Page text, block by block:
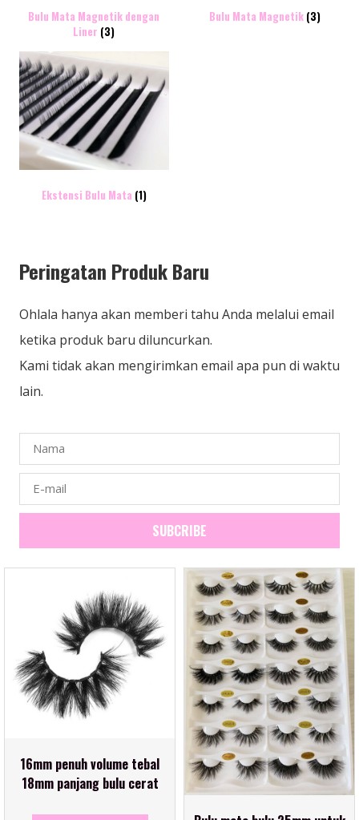
Bulu Mata Magnetik dengan
Liner (3)
Bulu Mata Magnetik (3)
Ekstensi Bulu Mata (1)
Peringatan Produk Baru
Ohlala hanya akan memberi tahu Anda melalui email
ketika produk baru diluncurkan.
Kami tidak akan mengirimkan email apa pun di waktu
lain.
SUBCRIBE
16mm penuh volume tebal
18mm panjang bulu cerat